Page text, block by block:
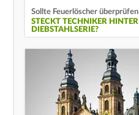
Sollte Feuerlöscher überprüfen
STECKT TECHNIKER HINTER
DIEBSTAHLSERIE?